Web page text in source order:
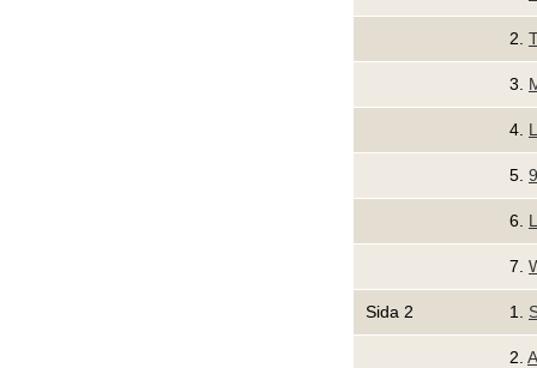
2.
3.
4.
5.
6.
7.
Sida 2 1.
2.